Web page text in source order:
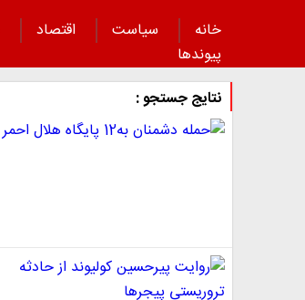
خانه سیاست اقتصاد
پیوند‌ها
نتایج جستجو :